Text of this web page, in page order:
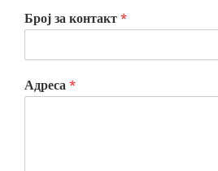
Број за контакт *
Адреса *